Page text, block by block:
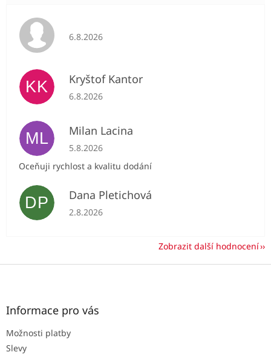
Hodnocení obchodu je 5 z 5 hvězdiček.
6.8.2026
KK Kryštof Kantor
Hodnocení obchodu je 5 z 5 hvězdiček.
6.8.2026
ML Milan Lacina
Hodnocení obchodu je 5 z 5 hvězdiček.
5.8.2026
Oceňuji rychlost a kvalitu dodání
DP Dana Pletichová
Hodnocení obchodu je 5 z 5 hvězdiček.
2.8.2026
Zobrazit další hodnocení
Z
Informace pro vás
Možnosti platby
Slevy